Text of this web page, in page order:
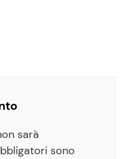
sarà
sono